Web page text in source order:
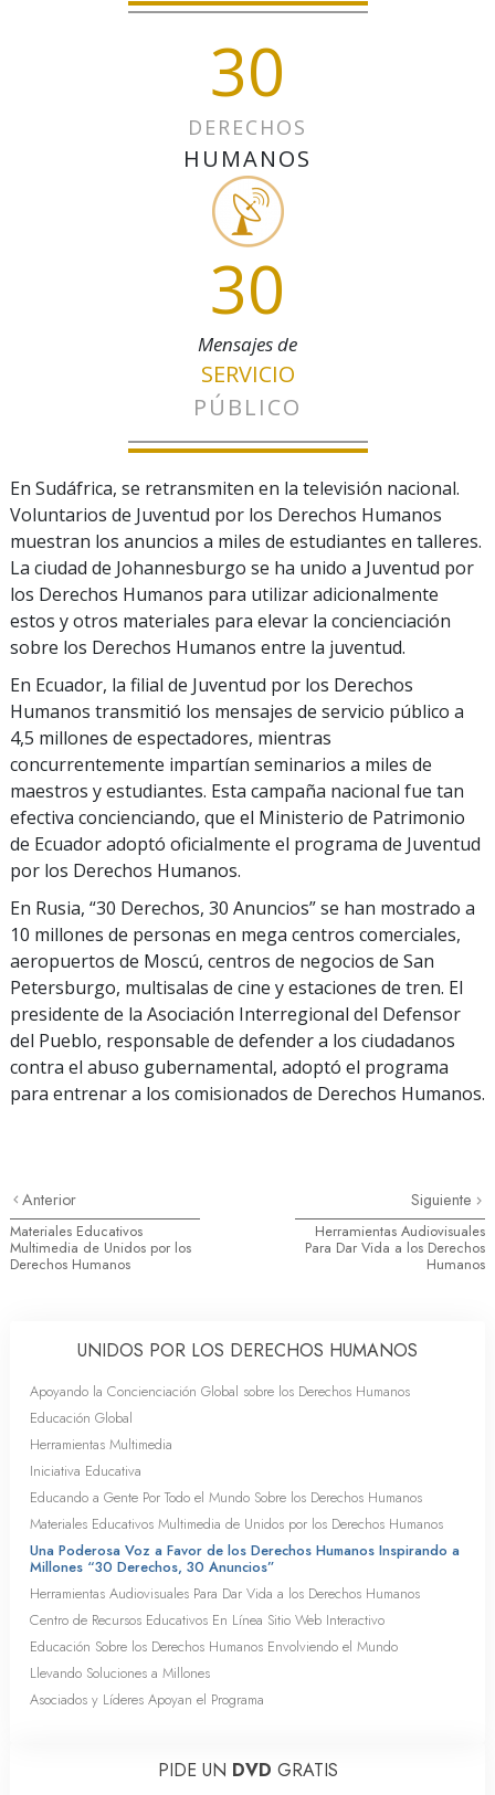
30
DERECHOS
HUMANOS
30
Mensajes de
SERVICIO
PÚBLICO
En Sudáfrica, se retransmiten en la televisión nacional.
Voluntarios de Juventud por los Derechos Humanos
muestran los anuncios a miles de estudiantes en talleres.
La ciudad de Johannesburgo se ha unido a Juventud por
los Derechos Humanos para utilizar adicionalmente
estos y otros materiales para elevar la concienciación
sobre los Derechos Humanos entre la juventud.
En Ecuador, la filial de Juventud por los Derechos
Humanos transmitió los mensajes de servicio público a
4,5 millones de espectadores, mientras
concurrentemente impartían seminarios a miles de
maestros y estudiantes. Esta campaña nacional fue tan
efectiva concienciando, que el Ministerio de Patrimonio
de Ecuador adoptó oficialmente el programa de Juventud
por los Derechos Humanos.
En Rusia, “30 Derechos, 30 Anuncios” se han mostrado a
10 millones de personas en mega centros comerciales,
aeropuertos de Moscú, centros de negocios de San
Petersburgo, multisalas de cine y estaciones de tren. El
presidente de la Asociación Interregional del Defensor
del Pueblo, responsable de defender a los ciudadanos
contra el abuso gubernamental, adoptó el programa
para entrenar a los comisionados de Derechos Humanos.
Anterior
Materiales Educativos
Multimedia de Unidos por los
Derechos Humanos
Siguiente
Herramientas Audiovisuales
Para Dar Vida a los Derechos
Humanos
UNIDOS POR LOS DERECHOS HUMANOS
Apoyando la Concienciación Global sobre los Derechos Humanos
Educación Global
Herramientas Multimedia
Iniciativa Educativa
Educando a Gente Por Todo el Mundo Sobre los Derechos Humanos
Materiales Educativos Multimedia de Unidos por los Derechos Humanos
Una Poderosa Voz a Favor de los Derechos Humanos Inspirando a
Millones “30 Derechos, 30 Anuncios”
Herramientas Audiovisuales Para Dar Vida a los Derechos Humanos
Centro de Recursos Educativos En Línea Sitio Web Interactivo
Educación Sobre los Derechos Humanos Envolviendo el Mundo
Llevando Soluciones a Millones
Asociados y Líderes Apoyan el Programa
PIDE UN DVD GRATIS